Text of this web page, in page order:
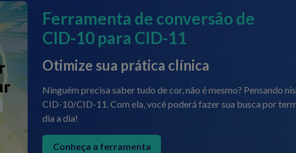
Ferramenta de conversão de
CID-10 para CID-11
Otimize sua prática clínica
Ninguém precisa saber tudo de cor, não é mesmo? Pensando
CID-10/CID-11. Com ela, você poderá fazer sua busca por
dia a dia!
Conheça a ferramenta